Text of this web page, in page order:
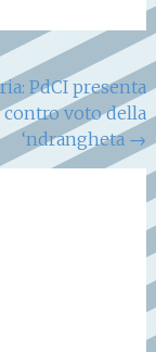
PdCI presenta
contro voto della
‘ndrangheta →